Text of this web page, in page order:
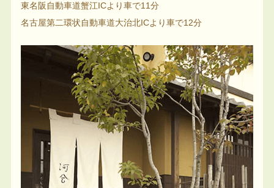
東名阪自動車道蟹江ICより車で11分
名古屋第二環状自動車道大治北ICより車で12分